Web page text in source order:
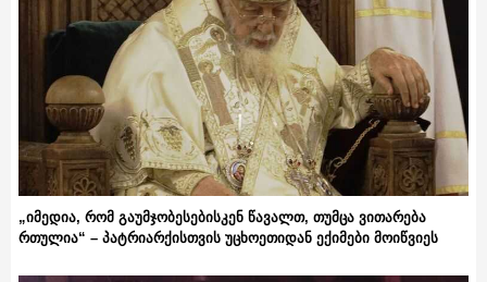
„იმედია, რომ გაუმჯობესებისკენ წავალთ, თუმცა ვითარება
რთულია“ – პატრიარქისთვის უცხოეთიდან ექიმები მოიწვიეს